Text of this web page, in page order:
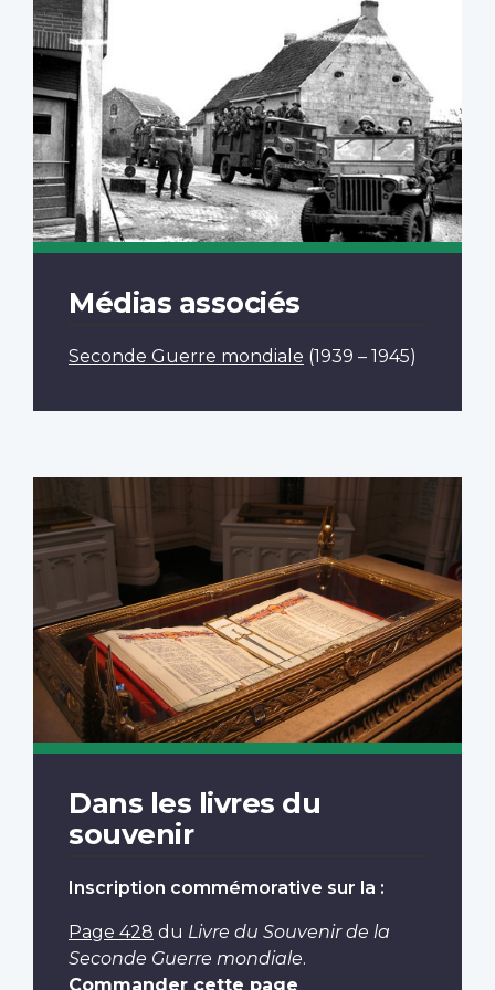
Médias associés
Seconde Guerre mondiale (1939 – 1945)
Dans les livres du
souvenir
Inscription commémorative sur la :
Page 428 du Livre du Souvenir de la
Seconde Guerre mondiale.
Commander cette page